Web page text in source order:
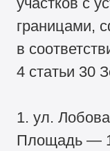
границами,
в
4 статьи 30
1. ул.
Площадь —